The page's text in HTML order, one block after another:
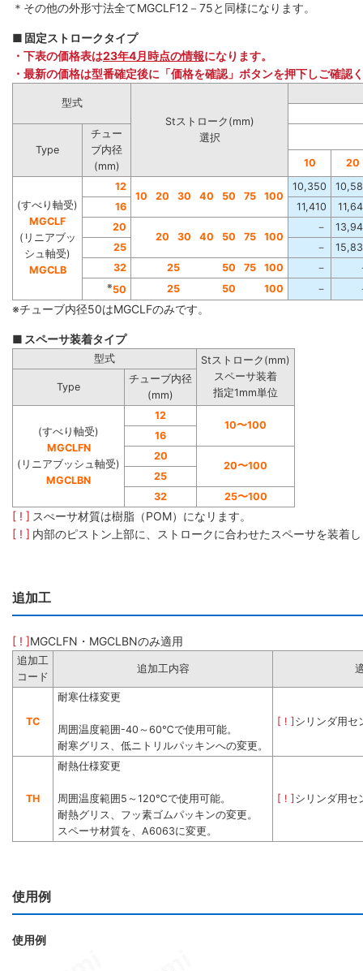
＊その他の外形寸法全てMGCLF12－75と同様になります。
■ 固定ストロークタイプ
・下表の価格表は23年4月時点の情報になります。
・最新の価格は型番確定後に「価格を確認」ボタンを押下しご確認
型式
Stストローク(mm)
選択
Type
チュー
ブ内径
(mm)
10 20
(すべり軸受)
MGCLF
(リニアブッ
シュ軸受)
MGCLB
12
10
20 30 40 50 75 100
10,350
16
11,410
20
20
30 40 50 75 100
－
25
－
32
25 50 75 100 －
※50 25 50 100 －
※チューブ内径50はMGCLFのみです。
■ スペーサ装着タイプ
型式
Stストローク(mm)
スペーサ装着
指定1mm単位
Type
チューブ内径
(mm)
(すべり軸受)
MGCLFN
(リニアブッシュ軸受)
MGCLBN
12
10〜100
16
20
20〜100
25
32
25〜100
[ ! ] スぺーサ材質は樹脂（POM）になリます。
[ ! ] 内部のピストン上部に、ストロークに合わせたスペーサを装着
追加工
[ ! ]MGCLFN・MGCLBNのみ適用
追加工
コード
追加工内容
TC
耐寒仕様変更
周囲温度範囲-40～60℃で使用可能。
耐寒グリス、低ニトリルパッキンへの変更。
[ ! ] シリンダ用セ
TH
耐熱仕様変更
周囲温度範囲5～120℃で使用可能。
耐熱グリス、フッ素ゴムパッキンの変更。
スペーサ材質を、A6063に変更。
[ ! ] シリンダ用セ
使用例
使用例